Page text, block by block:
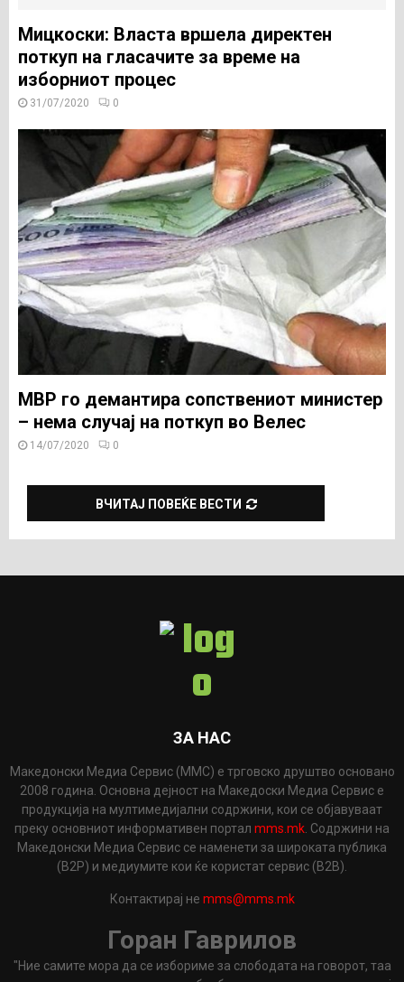
Мицкоски: Власта вршела директен
поткуп на гласачите за време на
изборниот процес
31/07/2020 0
МВР го демантира сопствениот министер
– нема случај на поткуп во Велес
14/07/2020 0
ВЧИТАЈ ПОВЕЌЕ ВЕСТИ
ЗА НАС
Македонски Медиа Сервис (ММС) е трговско друштво основано
2008 година. Основна дејност на Македоски Медиа Сервис е
продукција на мултимедијални содржини, кои се објавуваат
преку основниот информативен портал mms.mk . Содржини на
Македонски Медиа Сервис се наменети за широката публика
(B2P) и медиумите кои ќе користат сервис (B2B).
Контактирај не mms@mms.mk
Горан Гаврилов
"Ние самите мора да се избориме за слободата на говорот, таа